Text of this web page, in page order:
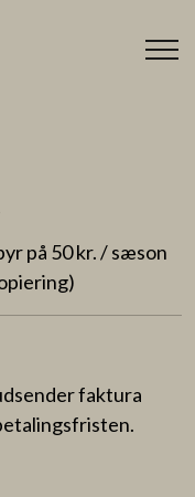
på 50 kr. / sæson
faktura